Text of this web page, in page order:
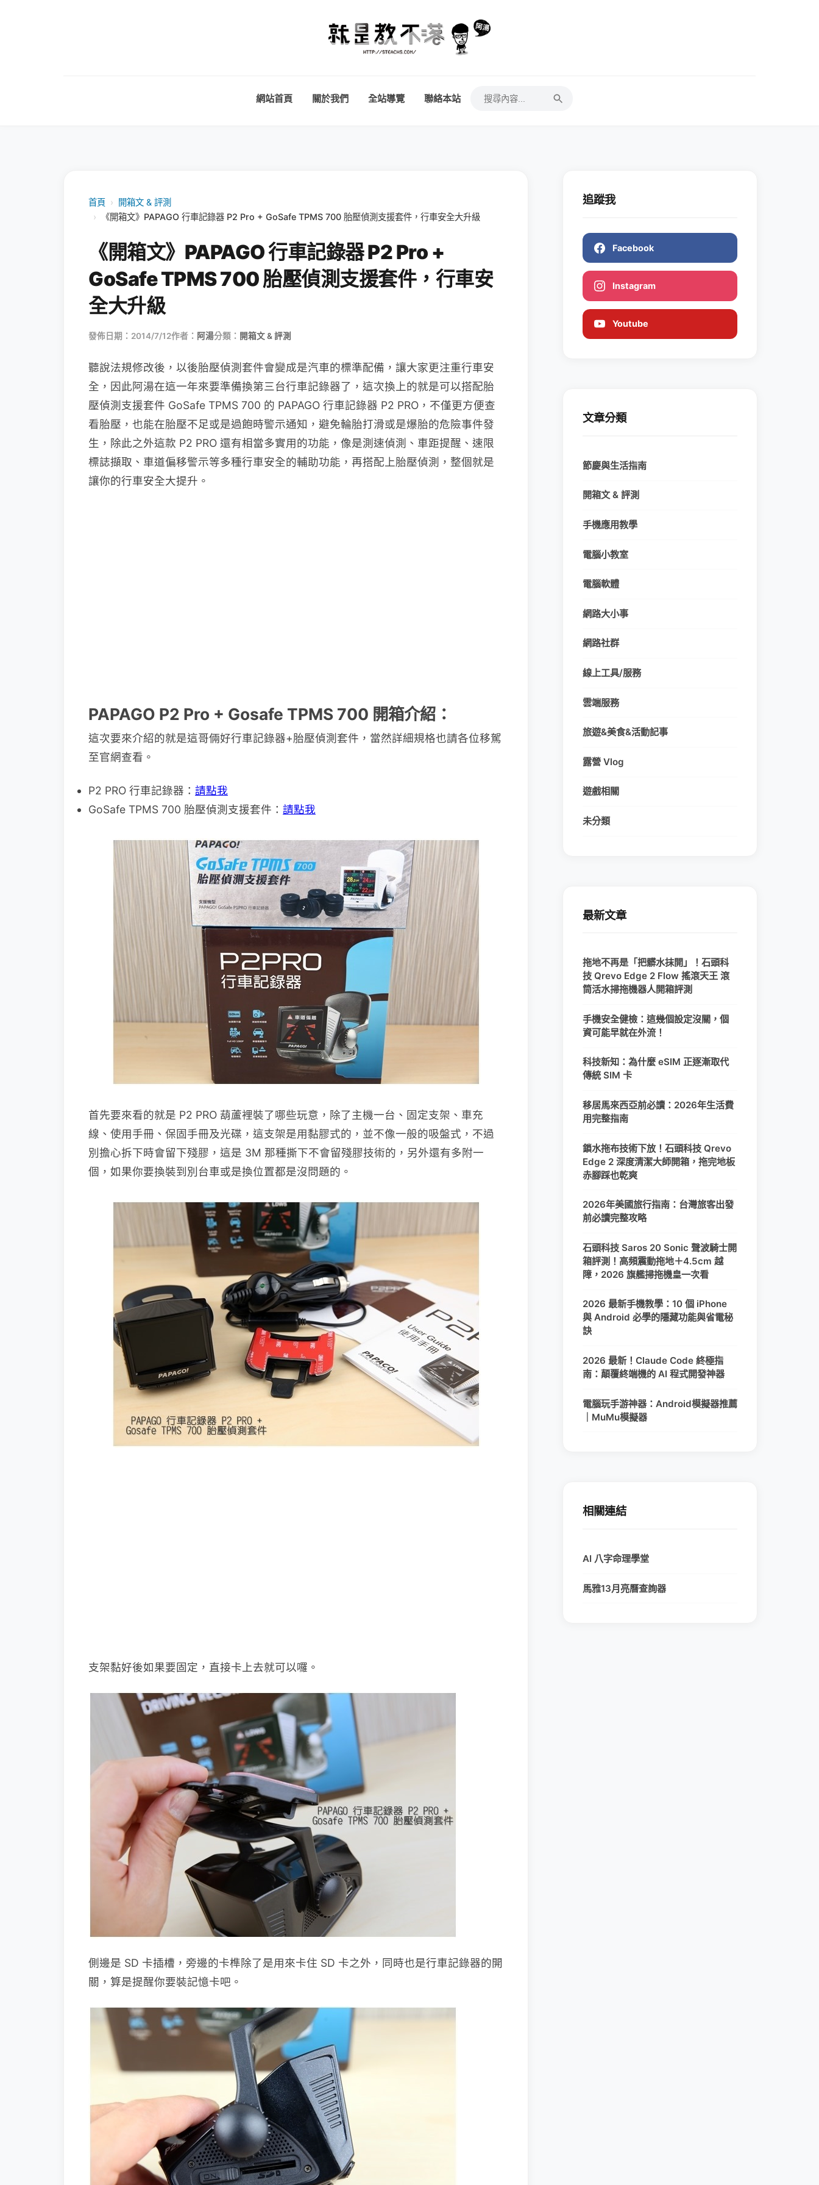
網站首頁 關於我們 全站導覽 聯絡本站
首頁 ›
開箱文 & 評測
›
《開箱文》PAPAGO 行車記錄器 P2 Pro + GoSafe TPMS 700 胎壓偵測支援套件，行車安全大升級
《開箱文》PAPAGO 行車記錄器 P2 Pro +
GoSafe TPMS 700 胎壓偵測支援套件，行車安
全大升級
發佈日期：2014/7/12作者： 阿湯分類： 開箱文 & 評測
聽說法規修改後，以後胎壓偵測套件會變成是汽車的標準配備，讓大家更注重行車安
全，因此阿湯在這一年來要準備換第三台行車記錄器了，這次換上的就是可以搭配胎
壓偵測支援套件 GoSafe TPMS 700 的 PAPAGO 行車記錄器 P2 PRO，不僅更方便查
看胎壓，也能在胎壓不足或是過飽時警示通知，避免輪胎打滑或是爆胎的危險事件發
生，除此之外這款 P2 PRO 還有相當多實用的功能，像是測速偵測、車距提醒、速限
標誌擷取、車道偏移警示等多種行車安全的輔助功能，再搭配上胎壓偵測，整個就是
讓你的行車安全大提升。
PAPAGO P2 Pro + Gosafe TPMS 700 開箱介紹：
這次要來介紹的就是這哥倆好行車記錄器+胎壓偵測套件，當然詳細規格也請各位移駕
至官網查看。
P2 PRO 行車記錄器： 請點我
GoSafe TPMS 700 胎壓偵測支援套件： 請點我
首先要來看的就是 P2 PRO 葫蘆裡裝了哪些玩意，除了主機一台、固定支架、車充
線、使用手冊、保固手冊及光碟，這支架是用黏膠式的，並不像一般的吸盤式，不過
別擔心拆下時會留下殘膠，這是 3M 那種撕下不會留殘膠技術的，另外還有多附一
個，如果你要換裝到別台車或是換位置都是沒問題的。
支架黏好後如果要固定，直接卡上去就可以囉。
側邊是 SD 卡插槽，旁邊的卡榫除了是用來卡住 SD 卡之外，同時也是行車記錄器的開
關，算是提醒你要裝記憶卡吧。
追蹤我
Facebook
Instagram
Youtube
文章分類
節慶與生活指南
開箱文 & 評測
手機應用教學
電腦小教室
電腦軟體
網路大小事
網路社群
線上工具/服務
雲端服務
旅遊&美食&活動記事
露營 Vlog
遊戲相關
未分類
最新文章
拖地不再是「把髒水抹開」！石頭科
技 Qrevo Edge 2 Flow 搖滾天王 滾
筒活水掃拖機器人開箱評測
手機安全健檢：這幾個設定沒關，個
資可能早就在外流！
科技新知：為什麼 eSIM 正逐漸取代
傳統 SIM 卡
移居馬來西亞前必讀：2026年生活費
用完整指南
鎖水拖布技術下放！石頭科技 Qrevo
Edge 2 深度清潔大師開箱，拖完地板
赤腳踩也乾爽
2026年美國旅行指南：台灣旅客出發
前必讀完整攻略
石頭科技 Saros 20 Sonic 聲波騎士開
箱評測！高頻震動拖地＋4.5cm 越
障，2026 旗艦掃拖機皇一次看
2026 最新手機教學：10 個 iPhone
與 Android 必學的隱藏功能與省電秘
訣
2026 最新！Claude Code 終極指
南：顛覆終端機的 AI 程式開發神器
電腦玩手游神器：Android模擬器推薦
｜MuMu模擬器
相關連結
AI 八字命理學堂
馬雅13月亮曆查詢器